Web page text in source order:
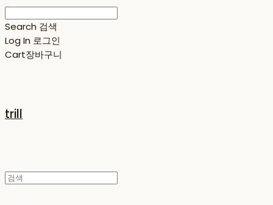
Search 검색
Log In 로그인
Cart장바구니
trill